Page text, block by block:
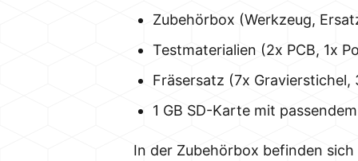
Zubehörbox (Werkzeug,
Testmaterialien (2x PCB, 1x
Fräsersatz (7x Gravierstichel,
1 GB SD-Karte mit
In der Zubehörbox befinden